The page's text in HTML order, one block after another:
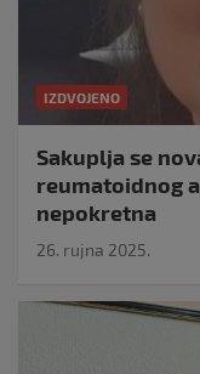
IZDVOJENO
Sakuplja se
reumatoidnog
nepokretna
26. rujna 2025.